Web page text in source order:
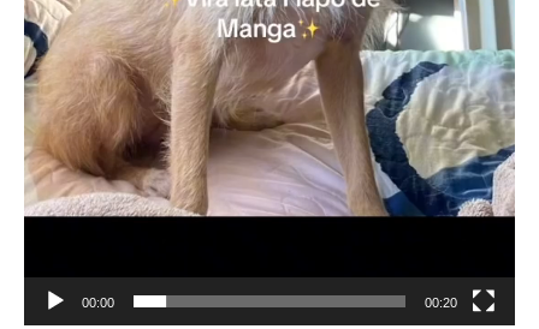
00:00 00:20